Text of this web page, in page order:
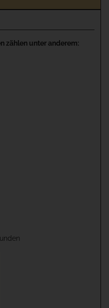
zählen unter anderem: